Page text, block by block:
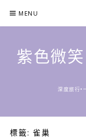
content
MENU
紫色微
深度旅行•
標籤: 雀巢